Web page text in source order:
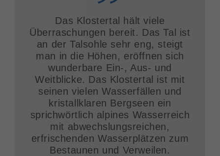
Das Klostertal hält viele
Überraschungen bereit. Das Tal ist
an der Talsohle sehr eng, steigt
man in die Höhen, eröffnen sich
wunderbare Ein-, Aus- und
Weitblicke. Das Klostertal ist mit
seinen vielen Wasserfällen und
kristallklaren Bergseen ein
sprichwörtlich alpines Wasserreich
mit abwechslungsreichen,
erfrischenden Wasserplätzen zum
Bestaunen und Verweilen.